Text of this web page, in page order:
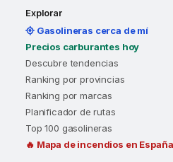
Explorar
Gasolineras cerca de mí
Precios carburantes hoy
Descubre tendencias
Ranking por provincias
Ranking por marcas
Planificador de rutas
Top 100 gasolineras
🔥 Mapa de incendios en